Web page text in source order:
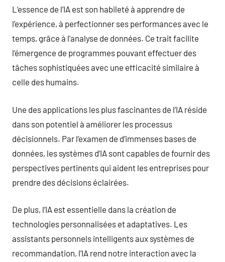
L’essence de l’IA est son habileté à apprendre de
l’expérience, à perfectionner ses performances avec le
temps, grâce à l’analyse de données. Ce trait facilite
l’émergence de programmes pouvant effectuer des
tâches sophistiquées avec une efficacité similaire à
celle des humains.
Une des applications les plus fascinantes de l’IA réside
dans son potentiel à améliorer les processus
décisionnels. Par l’examen de d’immenses bases de
données, les systèmes d’IA sont capables de fournir des
perspectives pertinents qui aident les entreprises pour
prendre des décisions éclairées.
De plus, l’IA est essentielle dans la création de
technologies personnalisées et adaptatives. Les
assistants personnels intelligents aux systèmes de
recommandation, l’IA rend notre interaction avec la